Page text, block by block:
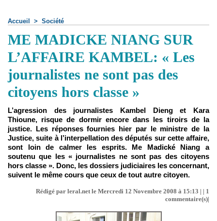
Accueil > Société
ME MADICKE NIANG SUR
L’AFFAIRE KAMBEL: « Les
journalistes ne sont pas des
citoyens hors classe »
L’agression des journalistes Kambel Dieng et Kara
Thioune, risque de dormir encore dans les tiroirs de la
justice. Les réponses fournies hier par le ministre de la
Justice, suite à l’interpellation des députés sur cette affaire,
sont loin de calmer les esprits. Me Madické Niang a
soutenu que les « journalistes ne sont pas des citoyens
hors classe ». Donc, les dossiers judiciaires les concernant,
suivent le même cours que ceux de tout autre citoyen.
Rédigé par leral.net le Mercredi 12 Novembre 2008 à 15:13 | | 1
commentaire(s)|